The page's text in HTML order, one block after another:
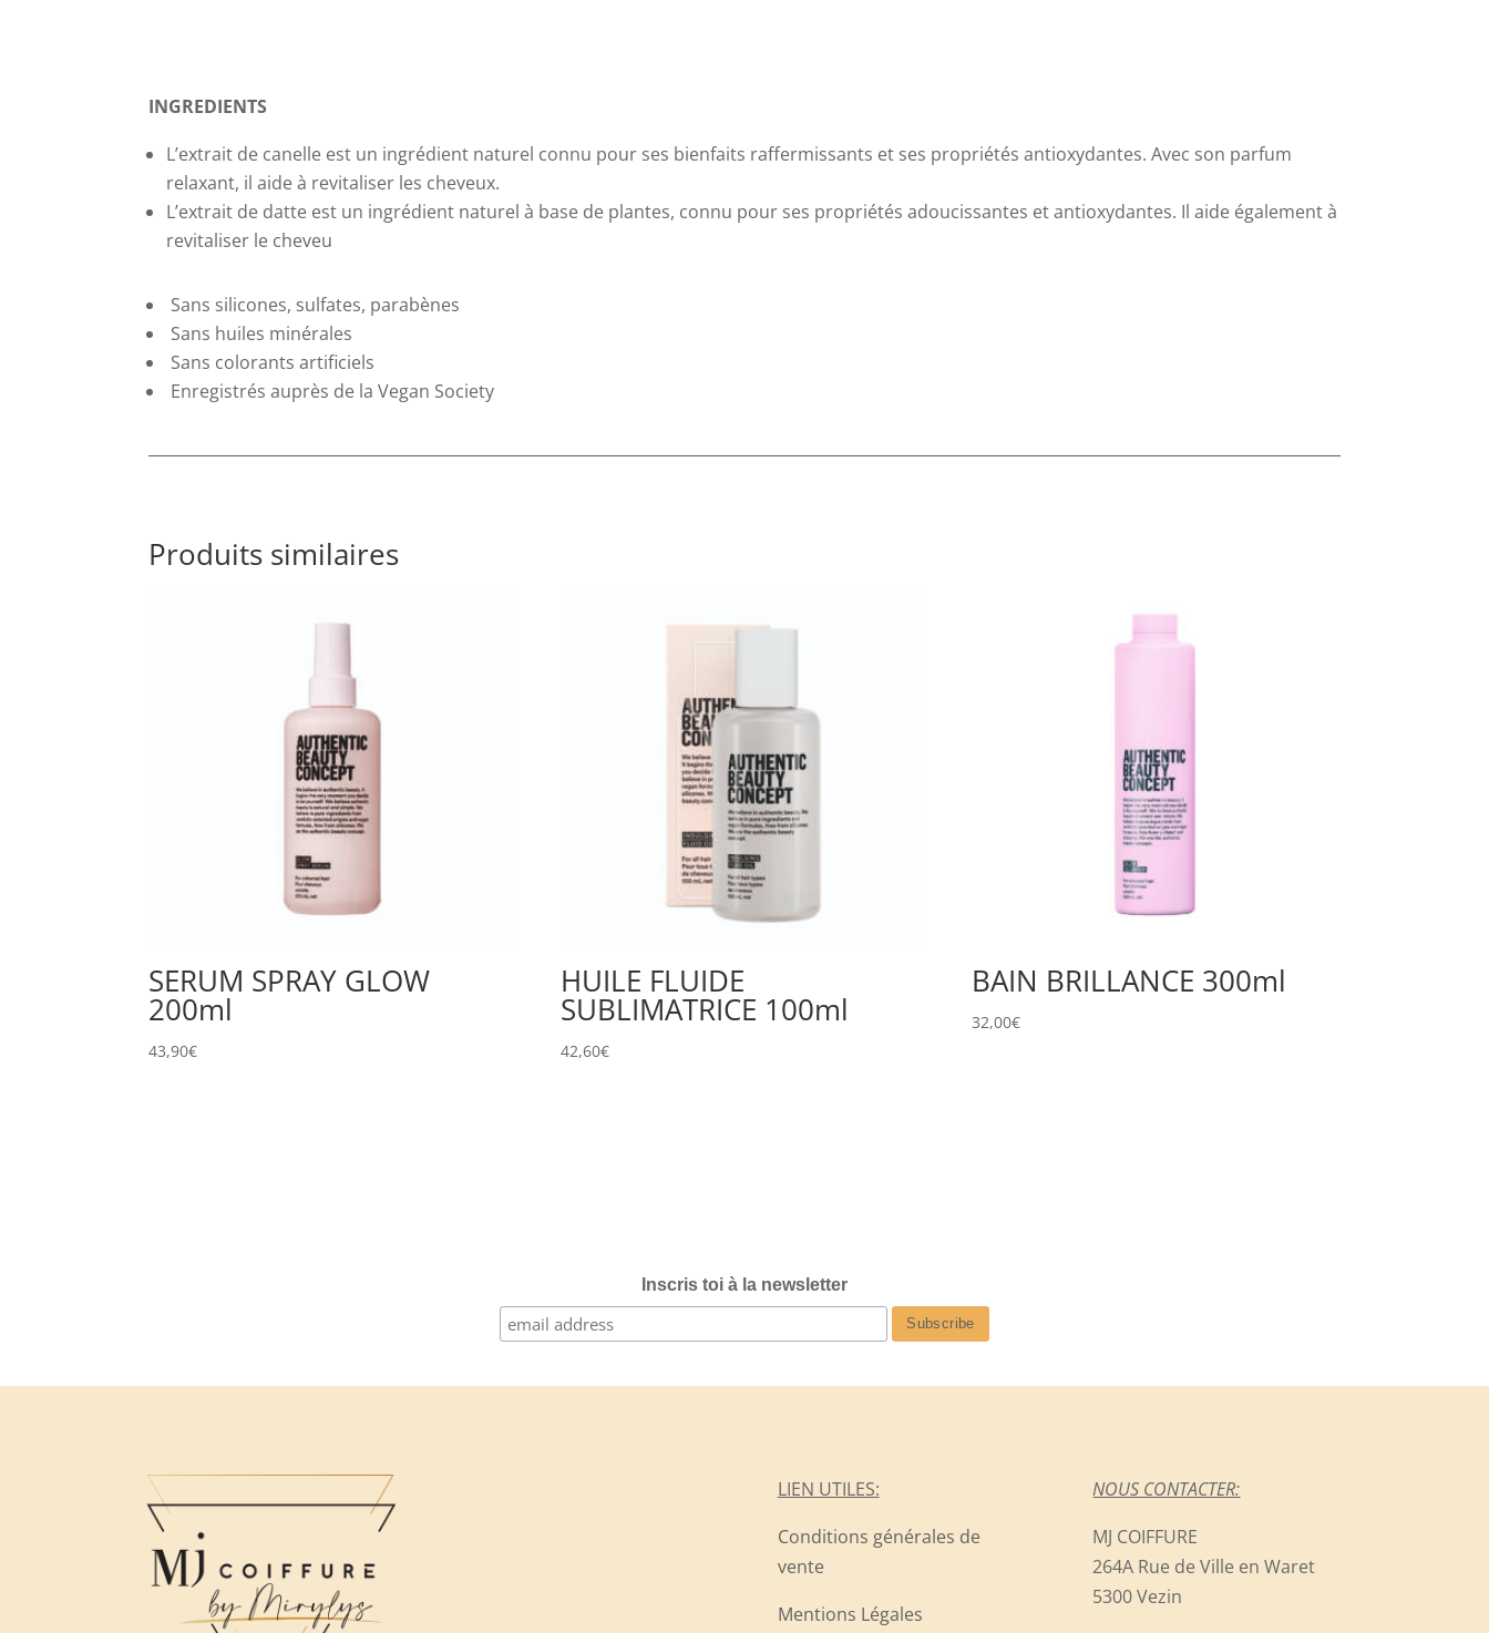
INGREDIENTS
L’extrait de canelle est un ingrédient naturel connu pour ses bienfaits raffermissants et ses propriétés antioxydantes. Avec son parfum
relaxant, il aide à revitaliser les cheveux.
L’extrait de datte est un ingrédient naturel à base de plantes, connu pour ses propriétés adoucissantes et antioxydantes. Il aide également à
revitaliser le cheveu
Sans silicones, sulfates, parabènes
Sans huiles minérales
Sans colorants artificiels
Enregistrés auprès de la Vegan Society
Produits similaires
SERUM SPRAY GLOW
200ml
43,90€
HUILE FLUIDE
SUBLIMATRICE 100ml
42,60€
BAIN BRILLANCE 300ml
32,00€
Inscris toi à la newsletter
LIEN UTILES:
Conditions générales de
vente
Mentions Légales
NOUS CONTACTER:
MJ COIFFURE
264A Rue de Ville en Waret
5300 Vezin